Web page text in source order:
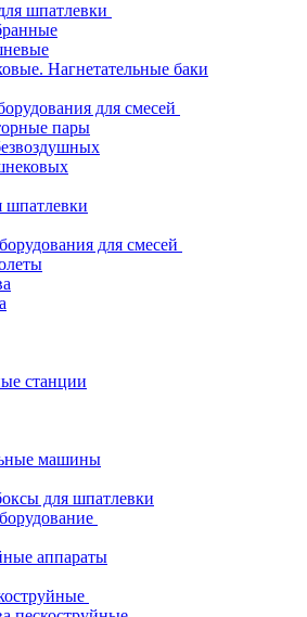
шпатлевки
Нагнетательные баки
для смесей
пары
шпатлевки
для смесей
станции
машины
для шпатлевки
аппараты